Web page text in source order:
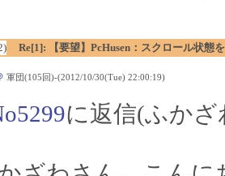
Re[1]: 【要望】PcHusen：スクロール状態
軍団(105回)-(2012/10/30(Tue) 22:00:19)
に返信(ふか